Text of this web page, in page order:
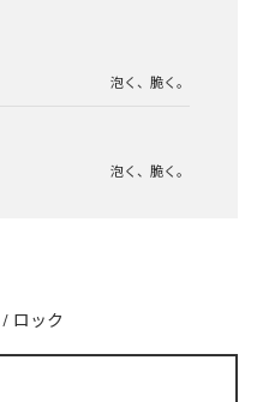
泡く、脆く。
泡く、脆く。
/ ロック